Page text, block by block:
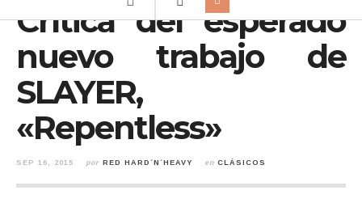
Crítica del esperado
nuevo trabajo de
SLAYER,
«Repentless»
SEP 16, 2015 por RED HARD´N´HEAVY en CLÁSICOS